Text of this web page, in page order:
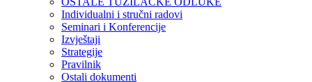
Individualni i stručni radovi
Seminari i Konferencije
Izvještaji
Strategije
Pravilnik
Ostali dokumenti